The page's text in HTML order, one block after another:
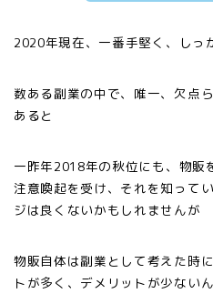
2020年現在、一番手堅く、しっ
数ある副業の中で、唯一、欠点
あると
一昨年2018年の秋位にも、物販
注意喚起を受け、それを知って
ジは良くないかもしれませんが
物販自体は副業として考えた時
トが多く、デメリットが少ないん